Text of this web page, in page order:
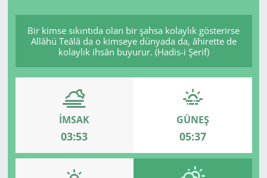
Bir kimse sıkıntıda olan bir şahsa kolaylık gösterirse
Allâhü Teâlâ da o kimseye dünyada da, âhirette de
kolaylık ihsân buyurur. (Hadis-i Şerif)
İMSAK
03:53
GÜNEŞ
05:37